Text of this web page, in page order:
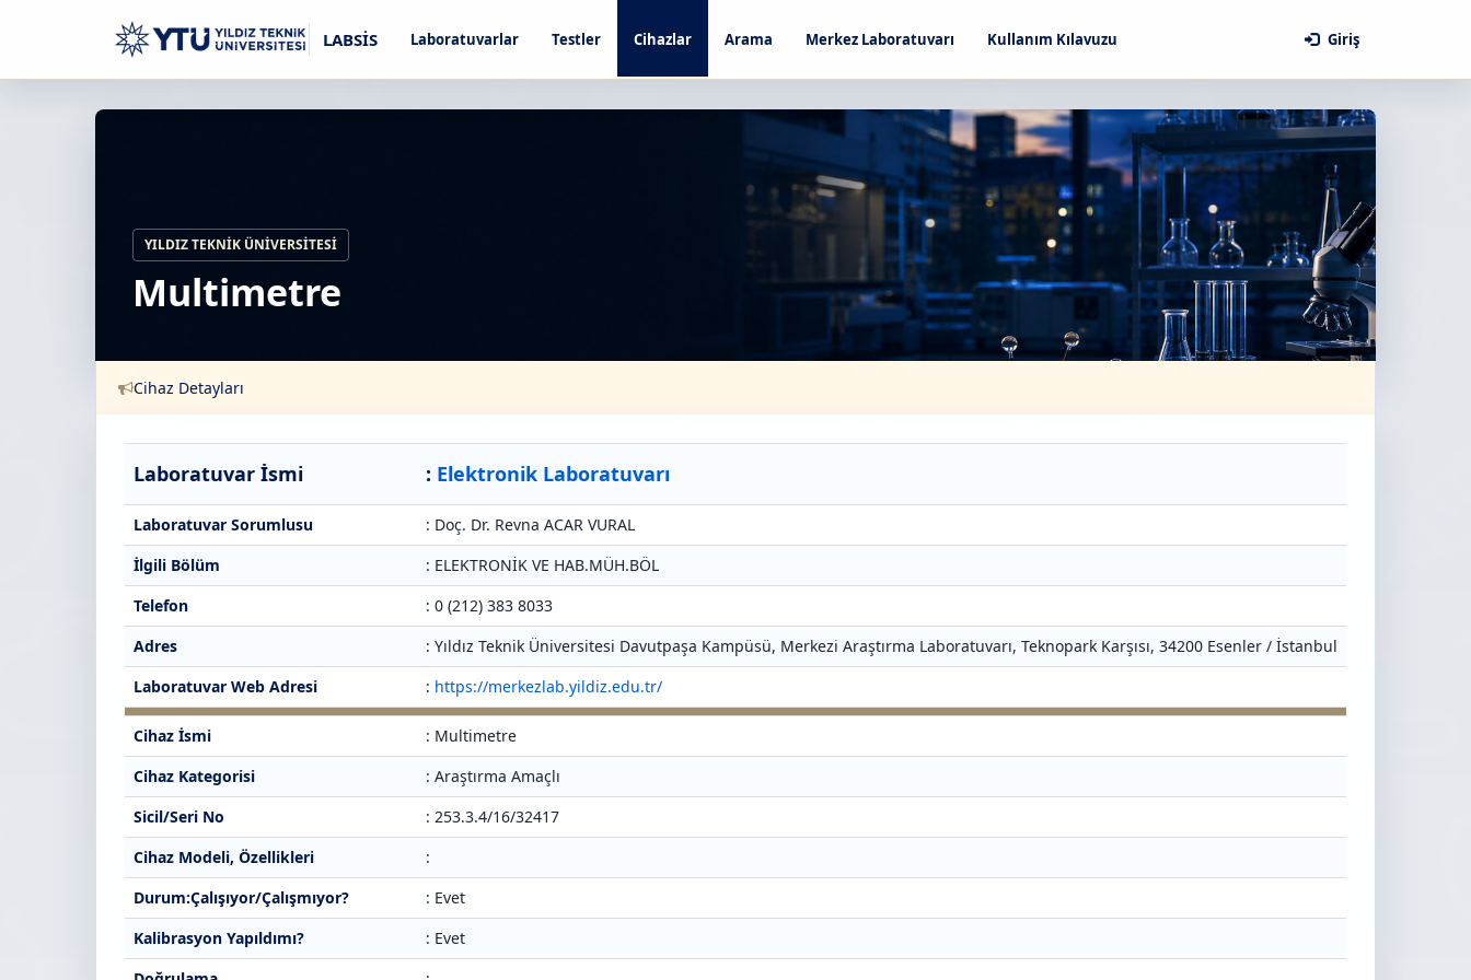
LABSİS Laboratuvarlar Testler Cihazlar Arama Merkez Laboratuvarı Kullanım Kılavuzu Giriş
YILDIZ TEKNIK ÜNIVERSITESI
Multimetre
Cihaz Detayları
Laboratuvar İsmi : Elektronik Laboratuvarı
Laboratuvar Sorumlusu
: Doç. Dr. Revna ACAR VURAL
İlgili Bölüm
: ELEKTRONİK VE HAB.MÜH.BÖL
Telefon
: 0 (212) 383 8033
Adres
: Yıldız Teknik Üniversitesi Davutpaşa Kampüsü, Merkezi Araştırma Laboratuvarı, Teknopark Karşısı, 34200 Esenler / İstanbul
Laboratuvar Web Adresi
: https://merkezlab.yildiz.edu.tr/
Cihaz İsmi
: Multimetre
Cihaz Kategorisi
: Araştırma Amaçlı
Sicil/Seri No
: 253.3.4/16/32417
Cihaz Modeli, Özellikleri
:
Durum:Çalışıyor/Çalışmıyor?
: Evet
Kalibrasyon Yapıldımı?
: Evet